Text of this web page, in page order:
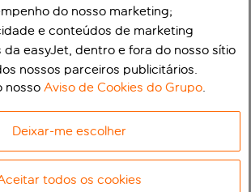
do nosso marketing;
e conteúdos de marketing
da easyJet, dentro e fora do nosso sítio
nossos parceiros publicitários.
nossoAviso de Cookies do Grupo.
Deixar-me escolher
todos os cookies